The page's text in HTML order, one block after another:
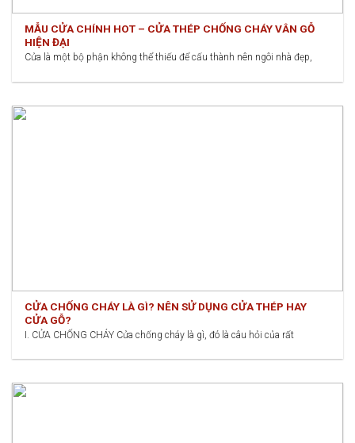
MẪU CỬA CHÍNH HOT – CỬA THÉP CHỐNG CHÁY VÂN GỖ
HIỆN ĐẠI
Cửa là một bộ phận không thể thiếu để cấu thành nên ngôi nhà đẹp,
CỬA CHỐNG CHÁY LÀ GÌ? NÊN SỬ DỤNG CỬA THÉP HAY
CỬA GỖ?
I. CỬA CHỐNG CHÁY Cửa chống cháy là gì, đó là câu hỏi của rất